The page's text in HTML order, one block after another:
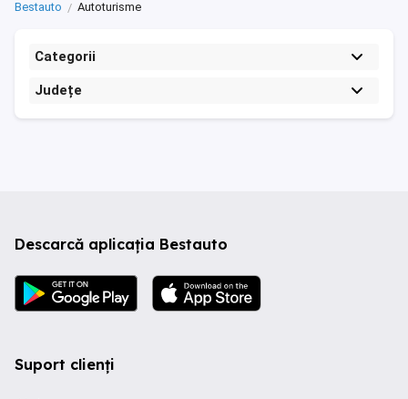
Bestauto Autoturisme
Categorii
Județe
Descarcă aplicația Bestauto
Suport clienți